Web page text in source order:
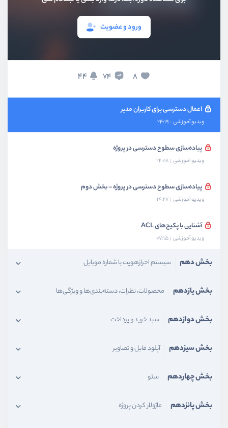
ورود و عضویت
8
74
44
ویدیو آموزشی
اعمال دسترسی برای کاربران مدیر
ویدیو آموزشی 24:19
پیاده‌سازی سطوح دسترسی در پروژه
ویدیو آموزشی 22:08
پیاده‌سازی سطوح دسترسی در پروژه – بخش دوم
ویدیو آموزشی 14:27
آشنایی با پکیج‌های ACL
ویدیو آموزشی 07:15
بخش دهم سیستم احرازهویت با شماره موبایل
بخش یازدهم محصولات، نظرات، دسته‌بندی‌ها و ویژگی‌ها
بخش دوازدهم سبد خرید و پرداخت
بخش سیزدهم آپلود فایل و تصاویر
بخش چهاردهم سئو
بخش پانزدهم ماژولار کردن پروژه